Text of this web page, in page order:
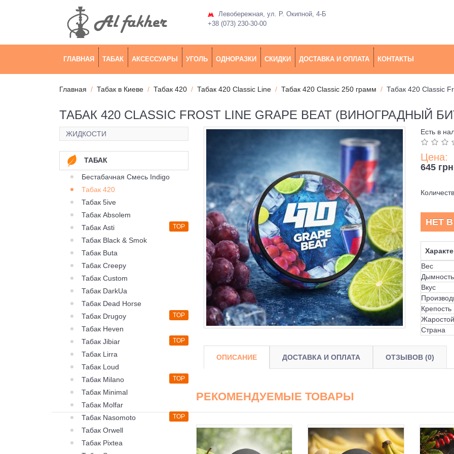
Левобережная, ул. Р. Окипной, 4-Б
+38 (073) 230-30-00
ГЛАВНАЯ ТАБАК АКСЕССУАРЫ УГОЛЬ ОДНОРАЗКИ СКИДКИ ДОСТАВКА И ОПЛАТА КОНТАКТЫ
Главная Табак в Киеве Табак 420 Табак 420 Classic Line Табак 420 Classic 250 грамм Табак 420 Classic
ТАБАК 420 CLASSIC FROST LINE GRAPE BEAT (ВИНОГРАДНЫЙ
ЖИДКОСТИ
ТАБАК
Бестабачная Смесь Indigo
Табак 420
Табак 5ive
Табак Absolem
Табак Asti
TOP
Табак Black & Smok
Табак Buta
Табак Creepy
Табак Custom
Табак DarkUa
Табак Dead Horse
Табак Drugoy
TOP
Табак Heven
Табак Jibiar
TOP
Табак Lirra
Табак Loud
Табак Milano
TOP
Табак Minimal
Табак Molfar
Табак Nasomoto
TOP
Табак Orwell
Табак Pixtea
Есть в
Цена:
645
НЕТ
Вес
Дымность
Вкус
Крепость
Страна
ОПИСАНИЕ ДОСТАВКА И ОПЛАТА ОТЗЫВОВ (0)
РЕКОМЕНДУЕМЫЕ ТОВАРЫ